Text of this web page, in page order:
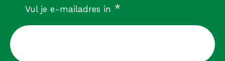
Vul je e-mailadres in *verplicht